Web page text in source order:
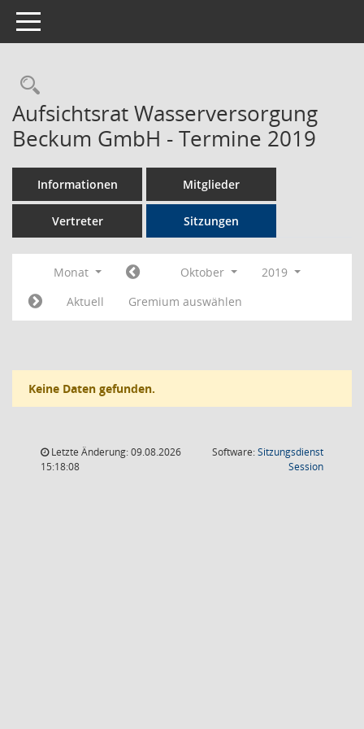
Toggle navigation
Rechercheauswahl
Aufsichtsrat Wasserversorgung
Beckum GmbH - Termine 2019
Informationen Mitglieder
Vertreter Sitzungen
Monat Oktober
2019
Aktuell
Gremium auswählen
Keine Daten gefunden.
Letzte Änderung: 09.08.2026
15:18:08
Software:Sitzungsdienst
Session(Wird in